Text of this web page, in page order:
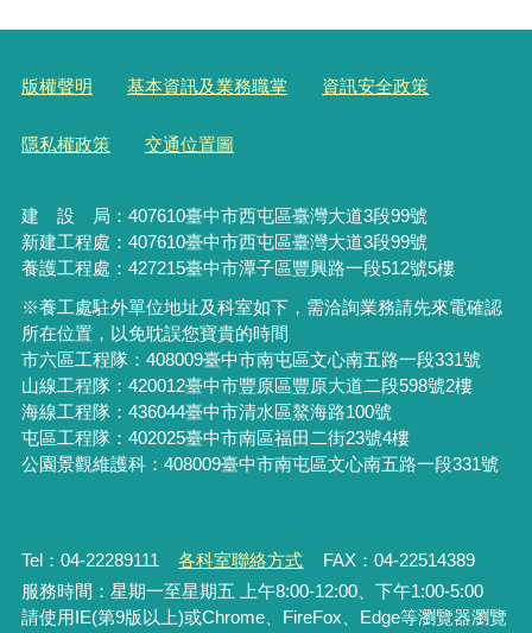
版權聲明 基本資訊及業務職掌 資訊安全政策
隱私權政策 交通位置圖
建 設 局： 407610臺中市西屯區臺灣大道3段99號
新建工程處：407610臺中市西屯區臺灣大道3段99號
養護工程處：427215臺中市潭子區豐興路一段512號5樓
※養工處駐外單位地址及科室如下，需洽詢業務請先來電確認
所在位置，以免耽誤您寶貴的時間
市六區工程隊：408009臺中市南屯區文心南五路一段331號
山線工程隊：420012臺中市豐原區豐原大道二段598號2樓
海線工程隊：436044臺中市清水區鰲海路100號
屯區工程隊：402025臺中市南區福田二街23號4樓
公園景觀維護科：408009臺中市南屯區文心南五路一段331號
Tel：04-22289111 各科室聯絡方式
FAX：04-22514389
服務時間：星期一至星期五 上午8:00-12:00、下午1:00-5:00
請使用IE(第9版以上)或Chrome、FireFox、Edge等瀏覽器瀏覽